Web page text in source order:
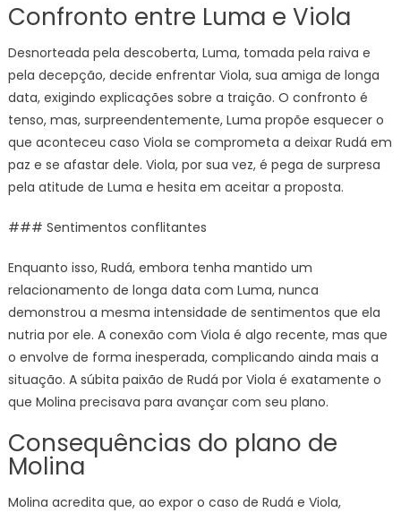
Confronto entre Luma e Viola
Desnorteada pela descoberta, Luma, tomada pela raiva e
pela decepção, decide enfrentar Viola, sua amiga de longa
data, exigindo explicações sobre a traição. O confronto é
tenso, mas, surpreendentemente, Luma propõe esquecer o
que aconteceu caso Viola se comprometa a deixar Rudá em
paz e se afastar dele. Viola, por sua vez, é pega de surpresa
pela atitude de Luma e hesita em aceitar a proposta.
### Sentimentos conflitantes
Enquanto isso, Rudá, embora tenha mantido um
relacionamento de longa data com Luma, nunca
demonstrou a mesma intensidade de sentimentos que ela
nutria por ele. A conexão com Viola é algo recente, mas que
o envolve de forma inesperada, complicando ainda mais a
situação. A súbita paixão de Rudá por Viola é exatamente o
que Molina precisava para avançar com seu plano.
Consequências do plano de
Molina
Molina acredita que, ao expor o caso de Rudá e Viola,